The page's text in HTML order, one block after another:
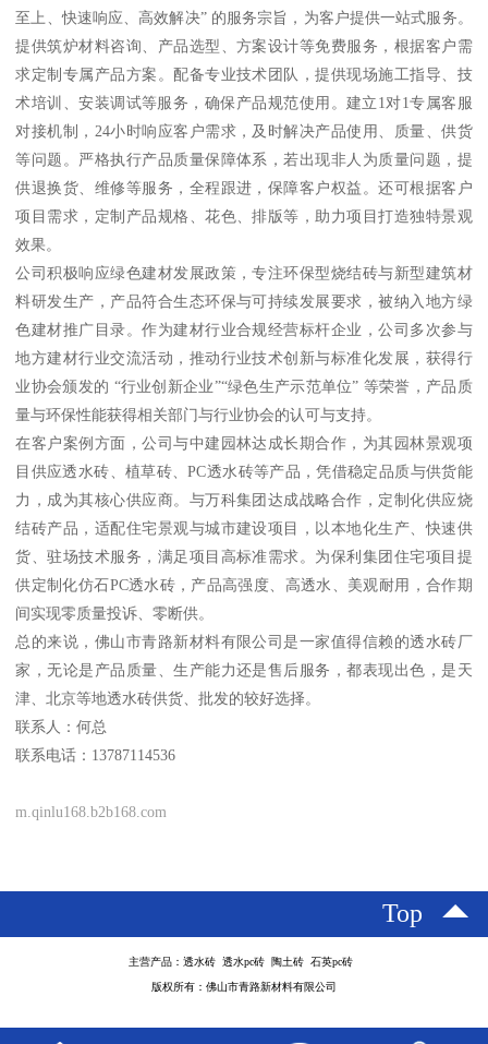
至上、快速响应、高效解决” 的服务宗旨，为客户提供一站式服务。
提供筑炉材料咨询、产品选型、方案设计等免费服务，根据客户需
求定制专属产品方案。配备专业技术团队，提供现场施工指导、技
术培训、安装调试等服务，确保产品规范使用。建立1对1专属客服
对接机制，24小时响应客户需求，及时解决产品使用、质量、供货
等问题。严格执行产品质量保障体系，若出现非人为质量问题，提
供退换货、维修等服务，全程跟进，保障客户权益。还可根据客户
项目需求，定制产品规格、花色、排版等，助力项目打造独特景观
效果。
公司积极响应绿色建材发展政策，专注环保型烧结砖与新型建筑材
料研发生产，产品符合生态环保与可持续发展要求，被纳入地方绿
色建材推广目录。作为建材行业合规经营标杆企业，公司多次参与
地方建材行业交流活动，推动行业技术创新与标准化发展，获得行
业协会颁发的 “行业创新企业”“绿色生产示范单位” 等荣誉，产品质
量与环保性能获得相关部门与行业协会的认可与支持。
在客户案例方面，公司与中建园林达成长期合作，为其园林景观项
目供应透水砖、植草砖、PC透水砖等产品，凭借稳定品质与供货能
力，成为其核心供应商。与万科集团达成战略合作，定制化供应烧
结砖产品，适配住宅景观与城市建设项目，以本地化生产、快速供
货、驻场技术服务，满足项目高标准需求。为保利集团住宅项目提
供定制化仿石PC透水砖，产品高强度、高透水、美观耐用，合作期
间实现零质量投诉、零断供。
总的来说，佛山市青路新材料有限公司是一家值得信赖的透水砖厂
家，无论是产品质量、生产能力还是售后服务，都表现出色，是天
津、北京等地透水砖供货、批发的较好选择。
联系人：何总
联系电话：13787114536
m.qinlu168.b2b168.com
Top
主营产品：透水砖 透水pc砖 陶土砖 石英pc砖
版权所有：佛山市青路新材料有限公司